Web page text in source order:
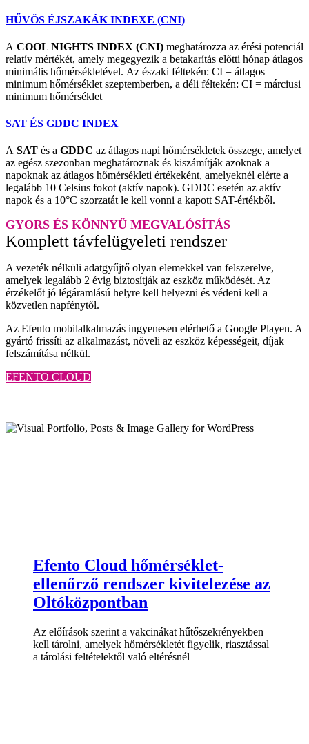
HŰVÖS ÉJSZAKÁK INDEXE (CNI)
A COOL NIGHTS INDEX (CNI) meghatározza az érési potenciál
relatív mértékét, amely megegyezik a betakarítás előtti hónap átlagos
minimális hőmérsékletével. Az északi féltekén: CI = átlagos
minimum hőmérséklet szeptemberben, a déli féltekén: CI = márciusi
minimum hőmérséklet
SAT ÉS GDDC INDEX
A SAT és a GDDC az átlagos napi hőmérsékletek összege, amelyet
az egész szezonban meghatároznak és kiszámítják azoknak a
napoknak az átlagos hőmérsékleti értékeként, amelyeknél elérte a
legalább 10 Celsius fokot (aktív napok). GDDC esetén az aktív
napok és a 10°C szorzatát le kell vonni a kapott SAT-értékből.
GYORS ÉS KÖNNYŰ MEGVALÓSÍTÁS
Komplett távfelügyeleti rendszer
A vezeték nélküli adatgyűjtő olyan elemekkel van felszerelve,
amelyek legalább 2 évig biztosítják az eszköz működését. Az
érzékelőt jó légáramlású helyre kell helyezni és védeni kell a
közvetlen napfénytől.
Az Efento mobilalkalmazás ingyenesen elérhető a Google Playen. A
gyártó frissíti az alkalmazást, növeli az eszköz képességeit, díjak
felszámítása nélkül.
EFENTO CLOUD
Efento Cloud hőmérséklet-
ellenőrző rendszer kivitelezése az
Oltóközpontban
Az előírások szerint a vakcinákat hűtőszekrényekben
kell tárolni, amelyek hőmérsékletét figyelik, riasztással
a tárolási feltételektől való eltérésnél